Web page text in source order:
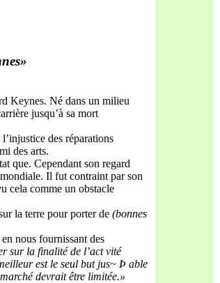
Keynes. Né dans un milieu
jusqu’à sa mort
des réparations
des arts.
que. Cependant son regard
Il fut contraint par son
cela comme un obstacle
la terre pour porter de (bonnes
nous fournissant des
sur la finalité de l’actvité
est le seul but jus~ Þ able
devrait être limitée.»